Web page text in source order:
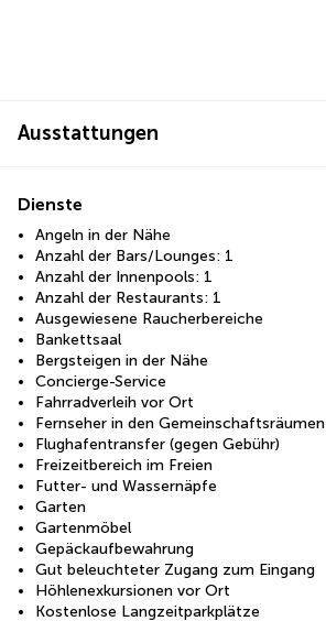
Ausstattungen
Dienste
Angeln in der Nähe
Anzahl der Bars/Lounges: 1
Anzahl der Innenpools: 1
Anzahl der Restaurants: 1
Ausgewiesene Raucherbereiche
Bankettsaal
Bergsteigen in der Nähe
Concierge-Service
Fahrradverleih vor Ort
Fernseher in den Gemeinschaftsräumen
Flughafentransfer (gegen Gebühr)
Freizeitbereich im Freien
Futter- und Wassernäpfe
Garten
Gartenmöbel
Gepäckaufbewahrung
Gut beleuchteter Zugang zum Eingang
Höhlenexkursionen vor Ort
Kostenlose Langzeitparkplätze